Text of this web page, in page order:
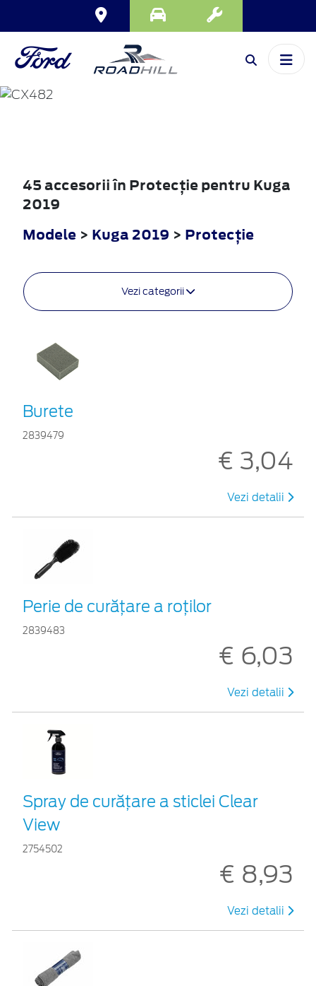
KUGA
45 accesorii în Protecţie pentru Kuga
2019
Modele > Kuga 2019 > Protecţie
Vezi categorii
Burete
2839479
€ 3,04
Vezi detalii
Perie de curățare a roților
2839483
€ 6,03
Vezi detalii
Spray de curățare a sticlei Clear
View
2754502
€ 8,93
Vezi detalii